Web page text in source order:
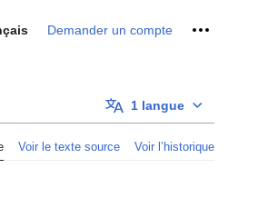
Demander un compte Outils
1 langue
Voir le texte source Voir l’historique